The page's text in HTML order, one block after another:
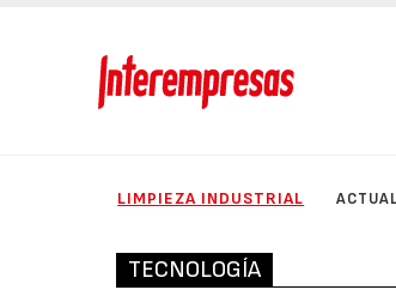
LIMPIEZA INDUSTRIAL
TECNOLOGÍA